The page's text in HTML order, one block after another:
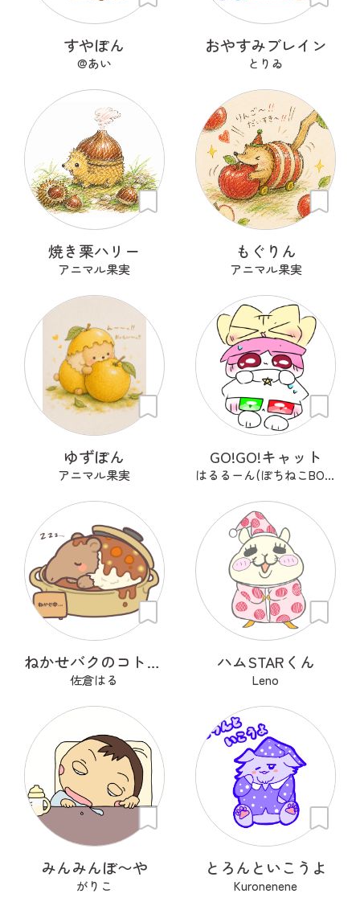
すやぽん
@あい
おやすみブレイン
とりゐ
焼き栗ハリー
アニマル果実
もぐりん
アニマル果実
ゆずぽん
アニマル果実
GO!GO!キャット
はるるーん(ぽちねこBOOKS)
ねかせバクのコトコト
佐倉はる
ハムSTARくん
Leno
みんみんぼ〜や
がりこ
とろんといこうよ
Kuronenene